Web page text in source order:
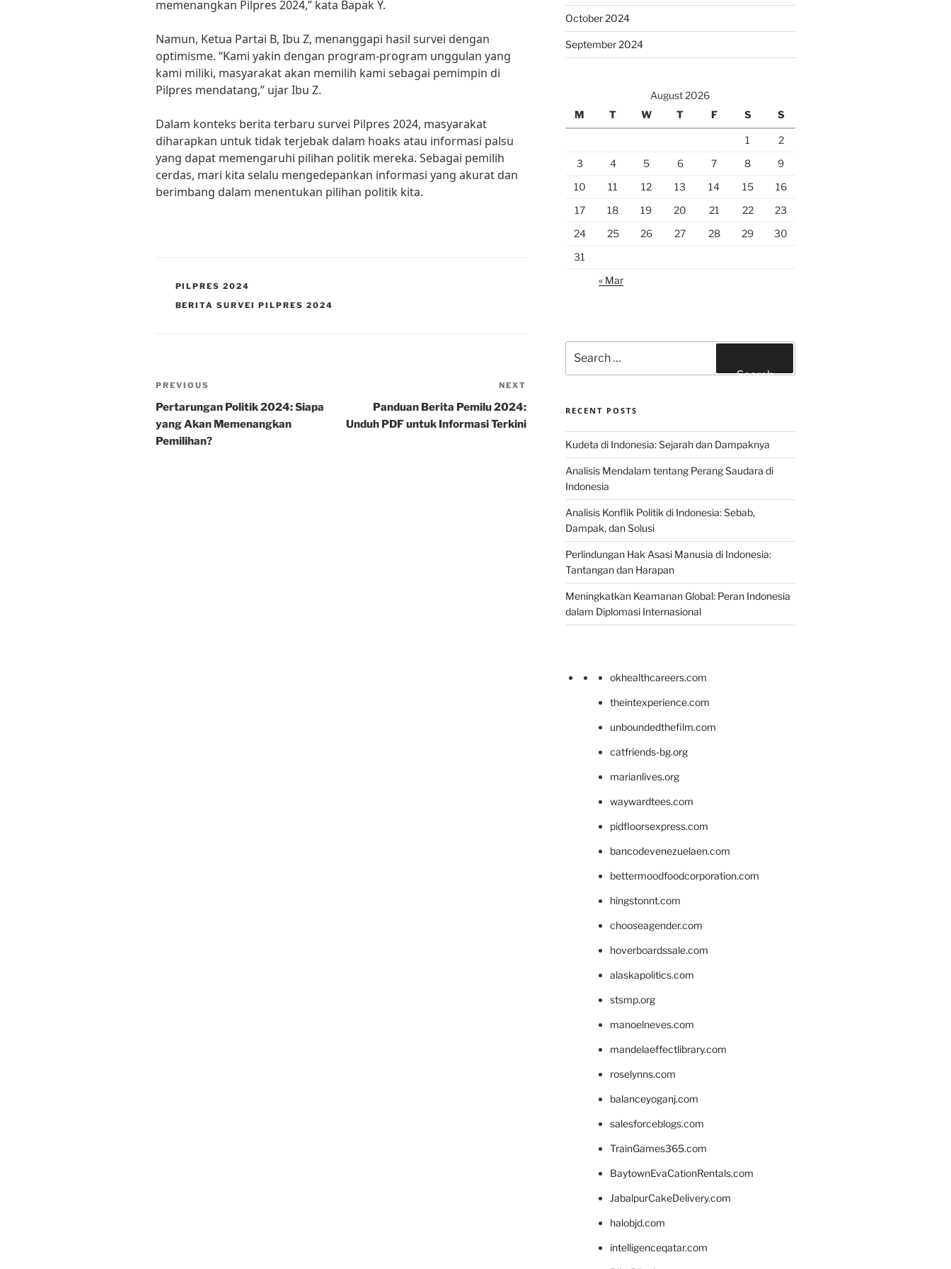
memenangkan Pilpres 2024,” kata Bapak Y.
Namun, Ketua Partai B, Ibu Z, menanggapi hasil survei dengan
optimisme. “Kami yakin dengan program-program unggulan yang
kami miliki, masyarakat akan memilih kami sebagai pemimpin di
Pilpres mendatang,” ujar Ibu Z.
Dalam konteks berita terbaru survei Pilpres 2024, masyarakat
diharapkan untuk tidak terjebak dalam hoaks atau informasi palsu
yang dapat memengaruhi pilihan politik mereka. Sebagai pemilih
cerdas, mari kita selalu mengedepankan informasi yang akurat dan
berimbang dalam menentukan pilihan politik kita.
CATEGORIES
PILPRES 2024
TAGS
BERITA SURVEI PILPRES 2024
Post
navigation
Previous
Post
PREVIOUS
Pertarungan Politik 2024: Siapa
yang Akan Memenangkan
Pemilihan?
Post
NEXT
Panduan Berita Pemilu 2024:
Unduh PDF untuk Informasi Terkini
October 2024
September 2024
August 2026
M
T W T F S S
1
2
3
4 5 6 7 8
9
10
11 12 13 14 15
16
17
18 19 20 21 22
23
24
25 26 27 28 29
30
31
« Mar
for:
Search
RECENT POSTS
Kudeta di Indonesia: Sejarah dan Dampaknya
Analisis Mendalam tentang Perang Saudara di
Indonesia
Analisis Konflik Politik di Indonesia: Sebab,
Dampak, dan Solusi
Perlindungan Hak Asasi Manusia di Indonesia:
Tantangan dan Harapan
Meningkatkan Keamanan Global: Peran Indonesia
dalam Diplomasi Internasional
okhealthcareers.com
theintexperience.com
unboundedthefilm.com
catfriends-bg.org
marianlives.org
waywardtees.com
pidfloorsexpress.com
bancodevenezuelaen.com
bettermoodfoodcorporation.com
hingstonnt.com
chooseagender.com
hoverboardssale.com
alaskapolitics.com
stsmp.org
manoelneves.com
mandelaeffectlibrary.com
roselynns.com
balanceyoganj.com
salesforceblogs.com
TrainGames365.com
BaytownEvaCationRentals.com
JabalpurCakeDelivery.com
halobjd.com
intelligenceqatar.com